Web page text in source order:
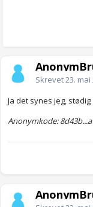
Skrevet23. mai
Ja det synes jeg,
Anonymkode: